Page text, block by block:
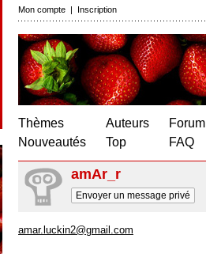
Mon compte | Inscription
Thèmes
Nouveautés
Auteurs
Top
Forum
FAQ
amAr_r
Envoyer un message privé
amar.luckin2@gmail.com